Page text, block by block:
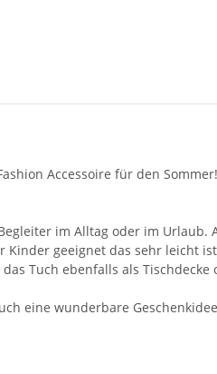
Accessoire für den Sommer!
im Alltag oder im
geeignet das sehr leicht
Tuch ebenfalls als
eine wunderbare